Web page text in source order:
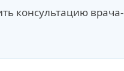
консультацию врача-